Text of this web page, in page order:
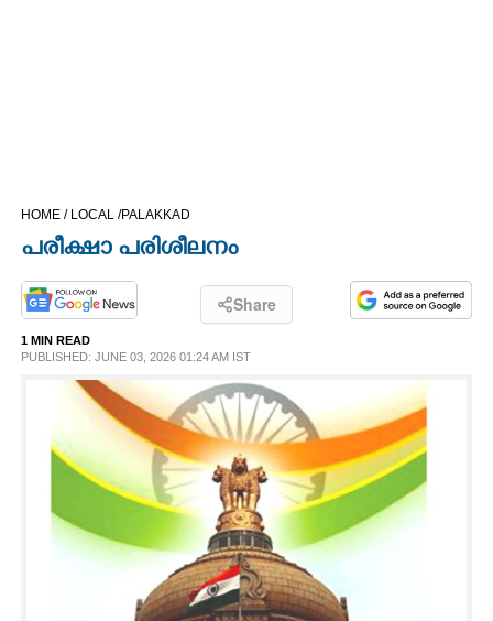
OPINION
PHOTOS
SPIRITUAL
HOME / LOCAL /PALAKKAD
പരീക്ഷാ പരിശീലനം
Share
1 MIN READ
PUBLISHED: JUNE 03, 2026 01:24 AM IST